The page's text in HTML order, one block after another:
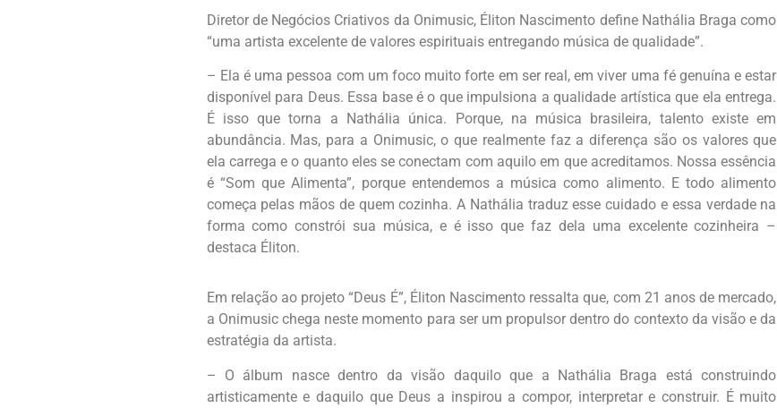
Diretor de Negócios Criativos da Onimusic, Éliton Nascimento define Nathália Braga como
“uma artista excelente de valores espirituais entregando música de qualidade”.
– Ela é uma pessoa com um foco muito forte em ser real, em viver uma fé genuína e estar
disponível para Deus. Essa base é o que impulsiona a qualidade artística que ela entrega.
É isso que torna a Nathália única. Porque, na música brasileira, talento existe em
abundância. Mas, para a Onimusic, o que realmente faz a diferença são os valores que
ela carrega e o quanto eles se conectam com aquilo em que acreditamos. Nossa essência
é “Som que Alimenta”, porque entendemos a música como alimento. E todo alimento
começa pelas mãos de quem cozinha. A Nathália traduz esse cuidado e essa verdade na
forma como constrói sua música, e é isso que faz dela uma excelente cozinheira –
destaca Éliton.
Em relação ao projeto “Deus É”, Éliton Nascimento ressalta que, com 21 anos de mercado,
a Onimusic chega neste momento para ser um propulsor dentro do contexto da visão e da
estratégia da artista.
– O álbum nasce dentro da visão daquilo que a Nathália Braga está construindo
artisticamente e daquilo que Deus a inspirou a compor, interpretar e construir. É muito